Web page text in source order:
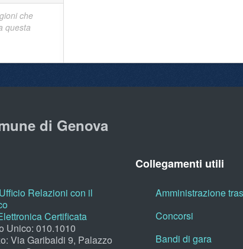
che
questa
di Genova
Relazioni con il
Certificata
Unico: 010.1010
Via Garibaldi 9, Palazzo
Collegamenti utili
Amministrazione
Concorsi
Bandi di gara